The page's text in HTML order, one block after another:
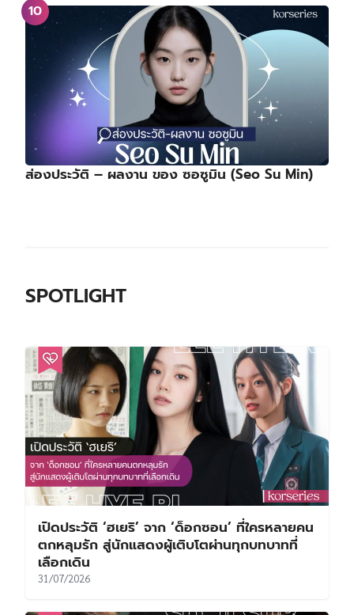
ส่องประวัติ – ผลงาน ของ ซอซูมิน (Seo Su Min)
SPOTLIGHT
เปิดประวัติ ‘ฮเยริ’ จาก ‘ด็อกซอน’ ที่ใครหลายคน
ตกหลุมรัก สู่นักแสดงผู้เติบโตผ่านทุกบทบาทที่
เลือกเดิน
31/07/2026